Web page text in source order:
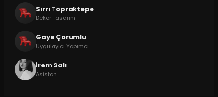
Sırrı Topraktepe
Dekor Tasarım
Gaye Çorumlu
Uygulayıcı Yapımcı
İrem Salı
Asistan